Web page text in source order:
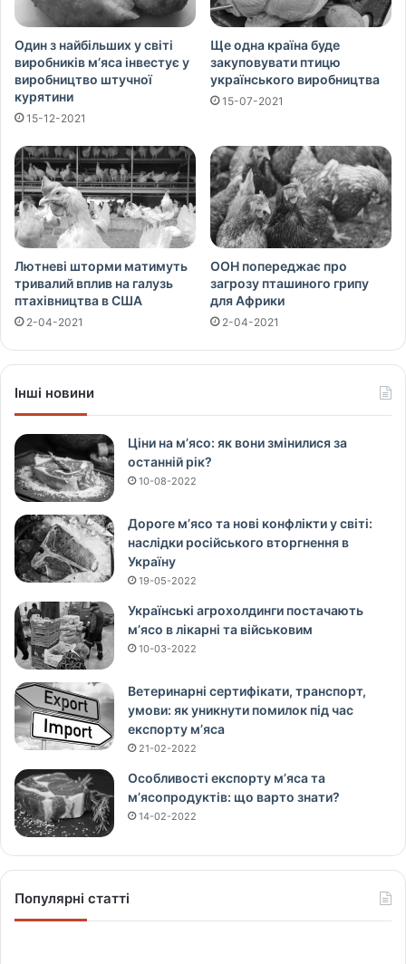
Один з найбільших у світі
виробників м’яса інвестує у
виробництво штучної
курятини
15-12-2021
Ще одна країна буде
закуповувати птицю
українського виробництва
15-07-2021
Лютневі шторми матимуть
тривалий вплив на галузь
птахівництва в США
2-04-2021
ООН попереджає про
загрозу пташиного грипу
для Африки
2-04-2021
Інші новини
Ціни на м’ясо: як вони змінилися за
останній рік?
10-08-2022
Дороге м’ясо та нові конфлікти у світі:
наслідки російського вторгнення в
Україну
19-05-2022
Українські агрохолдинги постачають
м’ясо в лікарні та військовим
10-03-2022
Ветеринарні сертифікати, транспорт,
умови: як уникнути помилок під час
експорту м’яса
21-02-2022
Особливості експорту м’яса та
м’ясопродуктів: що варто знати?
14-02-2022
Популярні статті